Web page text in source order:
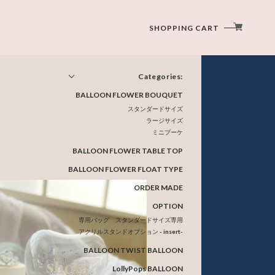
SHOPPING CART
Categories:
BALLOON FLOWER BOUQUET
スタンダードサイズ
ラージサイズ
ミニブーケ
BALLOON FLOWER TABLE TOP
BALLOON FLOWER FLOAT TYPE
ORDER MADE
OPTION
専用バッグ スタンダードサイズ専用
アクリルスタンドオプション - insert-
BALLOON TWIST BALLOON
LollyPops BALLOON